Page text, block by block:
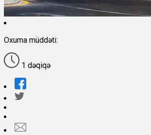
Oxuma müddəti:
1 dəqiqə